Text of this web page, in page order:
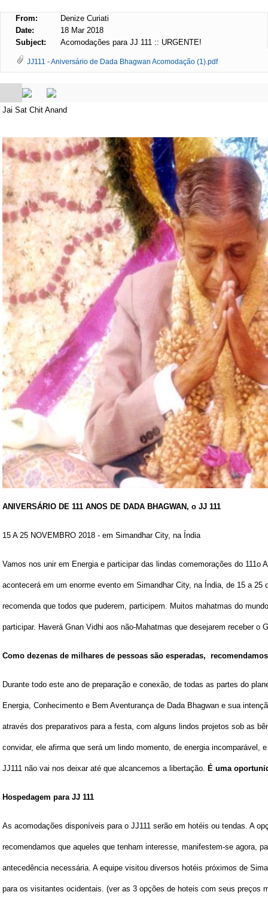
From:
Denize Curiati
Date:
18 Mar 2018
Subject:
Acomodações para JJ 111 :: URGENTE!
JJ111 - Aniversário de Dada Bhagwan Acomodação (1).pdf
Jai Sat Chit Anand
ANIVERSÁRIO DE 111 ANOS DE DADA BHAGWAN, o JJ 111
15 A 25 NOVEMBRO 2018 - em Simandhar City, na Índia
Vamos nos unir em Energia e participar das lindas comemorações do 111o
acontecerá em um enorme evento em Simandhar City, na Índia, de 15 a 25
recomenda que todos que puderem, participem. Muitos mahatmas do
participar. Haverá Gnan Vidhi aos não-Mahatmas que desejarem receber o
Como dezenas de milhares de pessoas são esperadas,
Durante todo este ano de preparação e conexão, de todas as partes do
Energia, Conhecimento e Bem Aventurança de Dada Bhagwan e sua
através dos preparativos para a festa, com alguns lindos projetos sob as
convidar, ele afirma que será um lindo momento, de energia incomparável,
JJ111 não vai nos deixar até que alcancemos a libertação. É uma
Hospedagem para JJ 111
As acomodações disponíveis para o JJ111 serão em hotéis ou tendas. A
recomendamos que aqueles que tenham interesse, manifestem-se agora,
antecedência necessária. A equipe visitou diversos hotéis próximos de
para os visitantes ocidentais. (ver as 3 opções de hoteis com seus preços